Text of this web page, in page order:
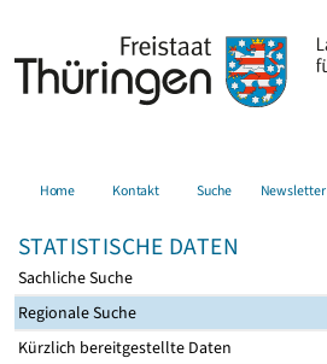
Home Kontakt Suche Newsletter
STATISTISCHE DATEN
Sachliche Suche
Regionale Suche
Kürzlich bereitgestellte Daten